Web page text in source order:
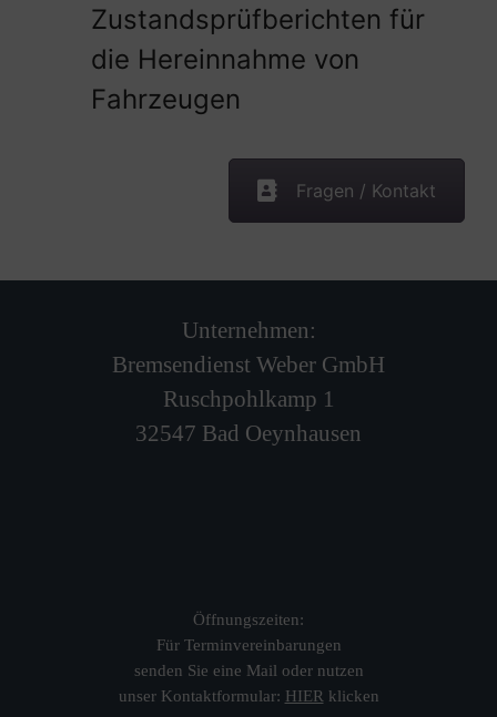
Zustandsprüfberichten für
die Hereinnahme von
Fahrzeugen
Fragen / Kontakt
Unternehmen:
Bremsendienst Weber GmbH
Ruschpohlkamp 1
32547 Bad Oeynhausen
Öffnungszeiten:
Für Terminvereinbarungen
senden Sie eine Mail oder nutzen
unser Kontaktformular: HIER klicken